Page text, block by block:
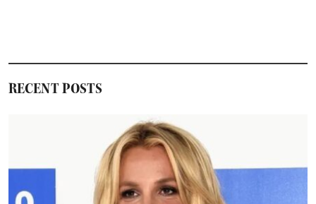
RECENT POSTS